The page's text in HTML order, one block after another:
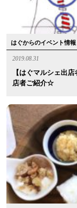
はぐからのイベント情報
2019.08.31
【はぐマルシェ出
店者ご紹介☆